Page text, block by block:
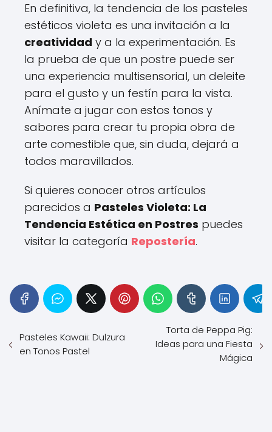
En definitiva, la tendencia de los pasteles
estéticos violeta es una invitación a la
creatividad y a la experimentación. Es
la prueba de que un postre puede ser
una experiencia multisensorial, un deleite
para el gusto y un festín para la vista.
Anímate a jugar con estos tonos y
sabores para crear tu propia obra de
arte comestible que, sin duda, dejará a
todos maravillados.
Si quieres conocer otros artículos
parecidos a Pasteles Violeta: La
Tendencia Estética en Postres puedes
visitar la categoría Repostería.
Pasteles Kawaii: Dulzura
en Tonos Pastel
Torta de Peppa Pig:
Ideas para una Fiesta
Mágica